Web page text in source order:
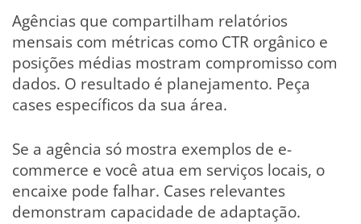
Agências que compartilham relatórios
mensais com métricas como CTR orgânico e
posições médias mostram compromisso com
dados. O resultado é planejamento. Peça
cases específicos da sua área.
Se a agência só mostra exemplos de e-
commerce e você atua em serviços locais, o
encaixe pode falhar. Cases relevantes
demonstram capacidade de adaptação.